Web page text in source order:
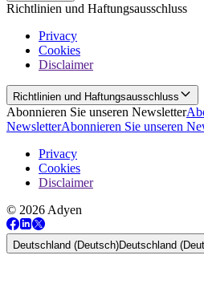
Richtlinien und Haftungsausschluss
Privacy
Cookies
Disclaimer
Richtlinien und Haftungsausschluss
Abonnieren Sie unseren Newsletter
NewsletterAbonnieren Sie unseren
Privacy
Cookies
Disclaimer
© 2026 Adyen
Deutschland (Deutsch)Deutschland